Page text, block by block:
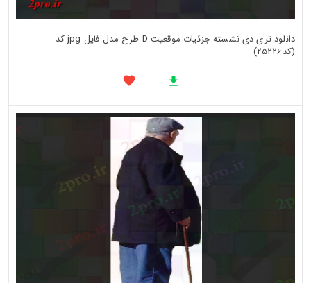
دانلود تری دی نشسته جزئیات موقعیت D طرح مدل فایل jpg کد
(کد25226)